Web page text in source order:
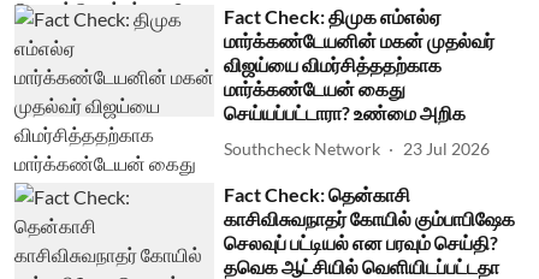
Fact Check: திமுக எம்எல்ஏ
மார்க்கண்டேயனின் மகன் முதல்வர்
விஜய்யை விமர்சித்ததற்காக
மார்க்கண்டேயன் கைது
செய்யப்பட்டாரா? உண்மை அறிக
Southcheck Network 23 Jul 2026
Fact Check: தென்காசி
காசிவிசுவநாதர் கோயில் கும்பாபிஷேக
செலவுப் பட்டியல் என பரவும் செய்தி?
தவெக ஆட்சியில் வெளியிடப்பட்டதா